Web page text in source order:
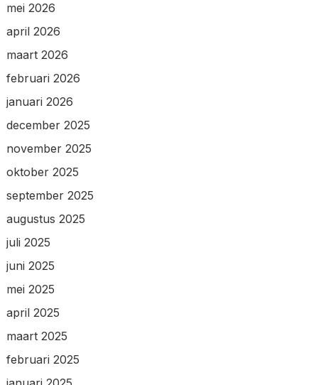
mei 2026
april 2026
maart 2026
februari 2026
januari 2026
december 2025
november 2025
oktober 2025
september 2025
augustus 2025
juli 2025
juni 2025
mei 2025
april 2025
maart 2025
februari 2025